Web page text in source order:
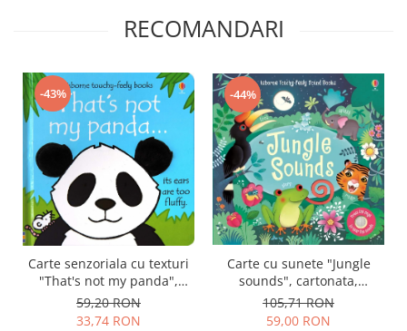
RECOMANDARI
-43%
Carte senzoriala cu texturi
"That's not my panda",
cartonata, Usborne
59,20 RON
33,74 RON
-44%
Carte cu sunete "Jungle
sounds", cartonata,
Usborne
105,71 RON
59,00 RON